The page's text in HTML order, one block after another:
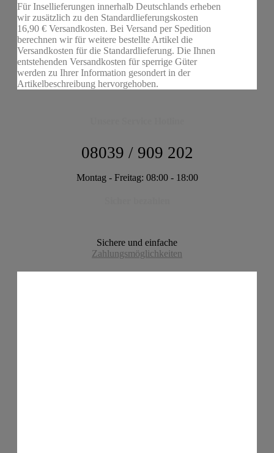
Für Insellieferungen innerhalb Deutschlands erheben
wir zusätzlich zu den Standardlieferungskosten
16,90 € Versandkosten. Bei Versand per Spedition
berechnen wir für weitere bestellte Artikel die
Versandkosten für die Standardlieferung. Die Ihnen
entstehenden Versandkosten für sperrige Güter
werden zu Ihrer Information gesondert in der
Artikelbeschreibung hervorgehoben.
08039 / 909 202
Montag - Freitag: 08:00 - 18:00
Sichere und einfache
Zahlungsmöglichkeiten